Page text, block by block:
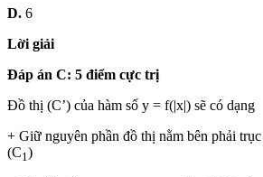
D. 6
Lời giải
Đáp án C: 5 điểm cực trị
Đồ thị (C’) của hàm số y = f(|x|) sẽ có dạng
+ Giữ nguyên phần đồ thị nằm bên phải
(C1 )